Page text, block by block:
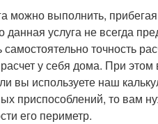
можно выполнить,
услуга не всегда
точность
у себя дома. При
вы используете наш
приспособлений, то вам
его периметр.